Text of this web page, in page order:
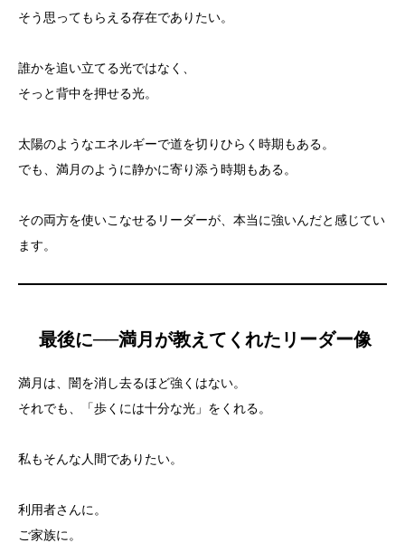
そう思ってもらえる存在でありたい。
誰かを追い立てる光ではなく、
そっと背中を押せる光。
太陽のようなエネルギーで道を切りひらく時期もある。
でも、満月のように静かに寄り添う時期もある。
その両方を使いこなせるリーダーが、本当に強いんだと感じてい
ます。
最後に──満月が教えてくれたリーダー像
満月は、闇を消し去るほど強くはない。
それでも、「歩くには十分な光」をくれる。
私もそんな人間でありたい。
利用者さんに。
ご家族に。